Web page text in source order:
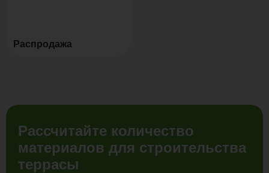
Распродажа
Рассчитайте количество
материалов для строительства
террасы